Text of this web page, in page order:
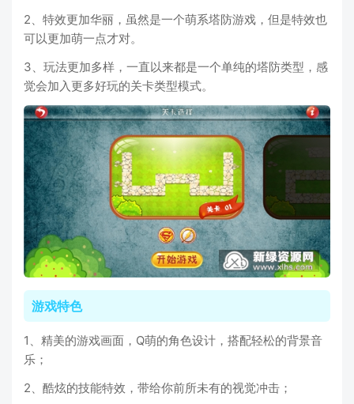
2、特效更加华丽，虽然是一个萌系塔防游戏，但是特效也
可以更加萌一点才对。
3、玩法更加多样，一直以来都是一个单纯的塔防类型，感
觉会加入更多好玩的关卡类型模式。
游戏特色
1、精美的游戏画面，Q萌的角色设计，搭配轻松的背景音
乐；
2、酷炫的技能特效，带给你前所未有的视觉冲击；